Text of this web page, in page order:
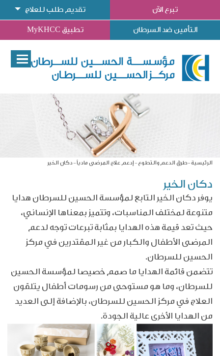
تبرع الآن تقديم طلب للعلاج
التأمين ضد السرطان تطبيق MyKHCC
الرئيسية طرق الدعم والتطوع إدعم علاج المرضى مادياً دكان الخير
دكان الخير
يوفر دكان الخير التابع لمؤسسة الحسين للسرطان هدايا
متنوعة لمختلف المناسبات، وتتميز بمعناها الإنساني،
حيث تعد قيمة هذه الهدايا بمثابة تبرعات توجه لدعم
المرضى الأطفال والكبار من غير المقتدرين في مركز
الحسين للسرطان.
تتضمن قائمة الهدايا ما صمم خصيصا لمؤسسة الحسين
للسرطان، وما هو مستوحى من رسومات أطفال يتلقون
العلاج في مركز الحسين للسرطان، بالإضافة إلى العديد
من الهدايا الأخرى عالية الجودة.